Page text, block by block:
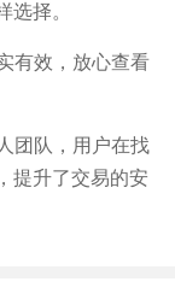
选择。
有效，放心查看
团队，用户在找
提升了交易的安